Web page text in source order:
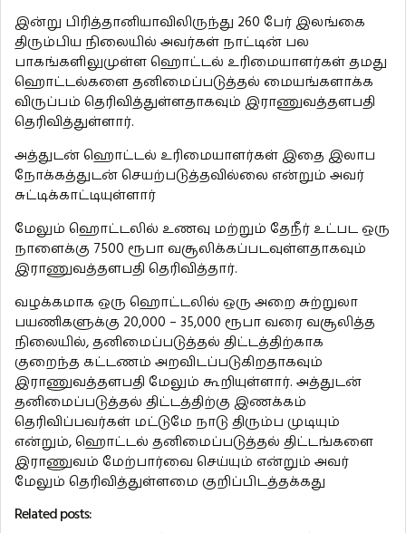
இன்று பிரித்தானியாவிலிருந்து 260 பேர் இலங்கை
திரும்பிய நிலையில் அவர்கள் நாட்டின் பல
பாகங்களிலுமுள்ள ஹொட்டல் உரிமையாளர்கள் தமது
ஹொட்டல்களை தனிமைப்படுத்தல் மையங்களாக்க
விருப்பம் தெரிவித்துள்ளதாகவும் இராணுவத்தளபதி
தெரிவித்துள்ளார்.
அத்துடன் ஹொட்டல் உரிமையாளர்கள் இதை இலாப
நோக்கத்துடன் செயற்படுத்தவில்லை என்றும் அவர்
சுட்டிக்காட்டியுள்ளார்
மேலும் ஹொட்டலில் உணவு மற்றும் தேநீர் உட்பட ஒரு
நாளைக்கு 7500 ரூபா வசூலிக்கப்படவுள்ளதாகவும்
இராணுவத்தளபதி தெரிவித்தார்.
வழக்கமாக ஒரு ஹொட்டலில் ஒரு அறை சுற்றுலா
பயணிகளுக்கு 20,000 – 35,000 ரூபா வரை வசூலித்த
நிலையில், தனிமைப்படுத்தல் திட்டத்திற்காக
குறைந்த கட்டணம் அறவிடப்படுகிறதாகவும்
இராணுவத்தளபதி மேலும் கூறியுள்ளார். அத்துடன்
தனிமைப்படுத்தல் திட்டத்திற்கு இணக்கம்
தெரிவிப்பவர்கள் மட்டுமே நாடு திரும்ப முடியும்
என்றும், ஹொட்டல் தனிமைப்படுத்தல் திட்டங்களை
இராணுவம் மேற்பார்வை செய்யும் என்றும் அவர்
மேலும் தெரிவித்துள்ளமை குறிப்பிடத்தக்கது
Related posts: